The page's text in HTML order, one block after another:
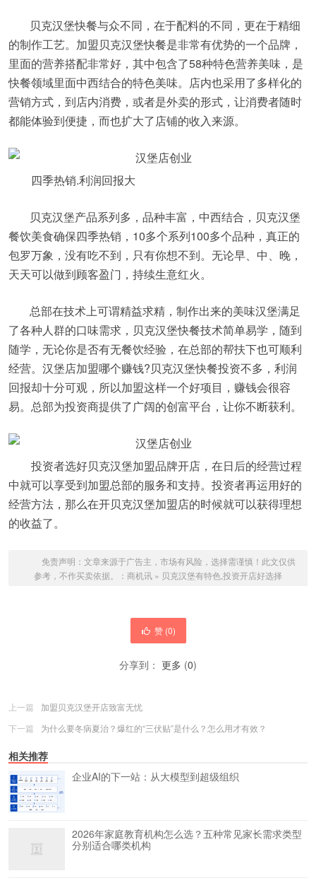
贝克汉堡快餐与众不同，在于配料的不同，更在于精细
的制作工艺。加盟贝克汉堡快餐是非常有优势的一个品牌，
里面的营养搭配非常好，其中包含了58种特色营养美味，是
快餐领域里面中西结合的特色美味。店内也采用了多样化的
营销方式，到店内消费，或者是外卖的形式，让消费者随时
都能体验到便捷，而也扩大了店铺的收入来源。
四季热销.利润回报大
贝克汉堡产品系列多，品种丰富，中西结合，贝克汉堡
餐饮美食确保四季热销，10多个系列100多个品种，真正的
包罗万象，没有吃不到，只有你想不到。无论早、中、晚，
天天可以做到顾客盈门，持续生意红火。
总部在技术上可谓精益求精，制作出来的美味汉堡满足
了各种人群的口味需求，贝克汉堡快餐技术简单易学，随到
随学，无论你是否有无餐饮经验，在总部的帮扶下也可顺利
经营。汉堡店加盟哪个赚钱?贝克汉堡快餐投资不多，利润
回报却十分可观，所以加盟这样一个好项目，赚钱会很容
易。总部为投资商提供了广阔的创富平台，让你不断获利。
投资者选好贝克汉堡加盟品牌开店，在日后的经营过程
中就可以享受到加盟总部的服务和支持。投资者再运用好的
经营方法，那么在开贝克汉堡加盟店的时候就可以获得理想
的收益了。
免责声明：文章来源于广告主，市场有风险，选择需谨慎！此文仅供
参考，不作买卖依据。： 商机讯 » 贝克汉堡有特色,投资开店好选择
赞 (0)
分享到： 更多 (0)
上一篇
加盟贝克汉堡开店致富无忧
下一篇
为什么要冬病夏治？爆红的“三伏贴”是什么？怎么用才有效？
相关推荐
企业AI的下一站：从大模型到超级组织
2026年家庭教育机构怎么选？五种常见家长需求类型
分别适合哪类机构